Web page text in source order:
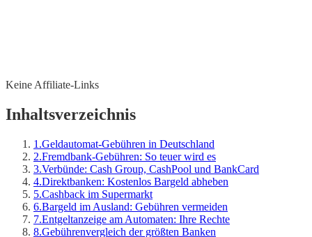
Keine Affiliate-Links
Inhaltsverzeichnis
1 .Geldautomat-Gebühren in Deutschland
2.Fremdbank-Gebühren: So teuer wird es
3.Verbünde: Cash Group, CashPool und BankCard
4.Direktbanken: Kostenlos Bargeld abheben
5.Cashback im Supermarkt
6.Bargeld im Ausland: Gebühren vermeiden
7.Entgeltanzeige am Automaten: Ihre Rechte
8.Gebührenvergleich der größten Banken